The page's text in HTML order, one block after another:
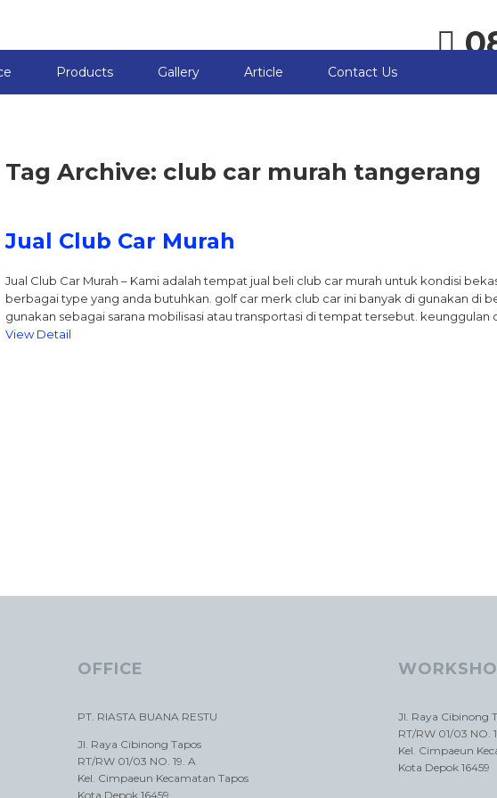
Products Gallery Article Contact Us
Tag Archive: club car murah tangerang
Jual Club Car Murah
Jual Club Car Murah – Kami adalah tempat jual beli club car murah untuk kondisi
berbagai type yang anda butuhkan. golf car merk club car ini banyak di gunakan di
gunakan sebagai sarana mobilisasi atau transportasi di tempat tersebut. keunggulan
View Detail
OFFICE
PT. RIASTA BUANA RESTU
Jl. Raya Cibinong Tapos
RT/RW 01/03 NO. 19. A
Kel. Cimpaeun Kecamatan Tapos
Kota Depok 16459
Jl. Raya Cibinong
RT/RW 01/03 NO.
Kel. Cimpaeun
Kota Depok 16459